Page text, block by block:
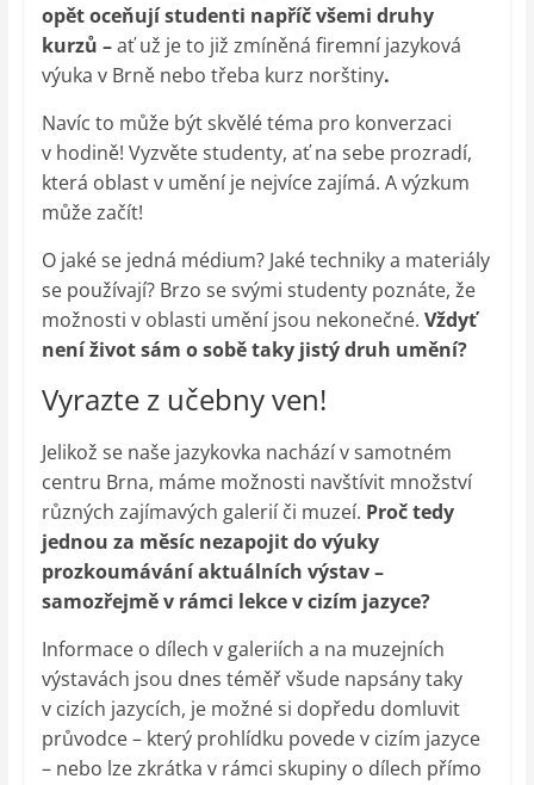
opět oceňují studenti napříč všemi druhy
kurzů –ať už je to již zmíněná firemní jazyková
výuka v Brně nebo třeba kurz norštiny.
Navíc to může být skvělé téma pro konverzaci
v hodině! Vyzvěte studenty, ať na sebe prozradí,
která oblast v umění je nejvíce zajímá. A výzkum
může začít!
O jaké se jedná médium? Jaké techniky a materiály
se používají? Brzo se svými studenty poznáte, že
možnosti v oblasti umění jsou nekonečné. Vždyť
není život sám o sobě taky jistý druh umění?
Vyrazte z učebny ven!
Jelikož se naše jazykovka nachází v samotném
centru Brna, máme možnosti navštívit množství
různých zajímavých galerií či muzeí. Proč tedy
jednou za měsíc nezapojit do výuky
prozkoumávání aktuálních výstav –
samozřejmě v rámci lekce v cizím jazyce?
Informace o dílech v galeriích a na muzejních
výstavách jsou dnes téměř všude napsány taky
v cizích jazycích, je možné si dopředu domluvit
průvodce – který prohlídku povede v cizím jazyce
– nebo lze zkrátka v rámci skupiny o dílech přímo